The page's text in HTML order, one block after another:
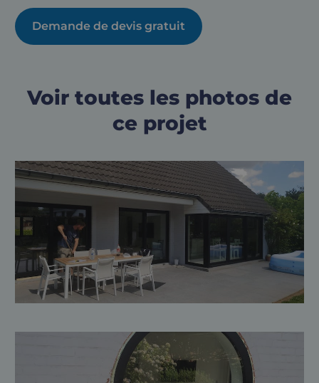
Demande de devis gratuit
Voir toutes les photos de
ce projet